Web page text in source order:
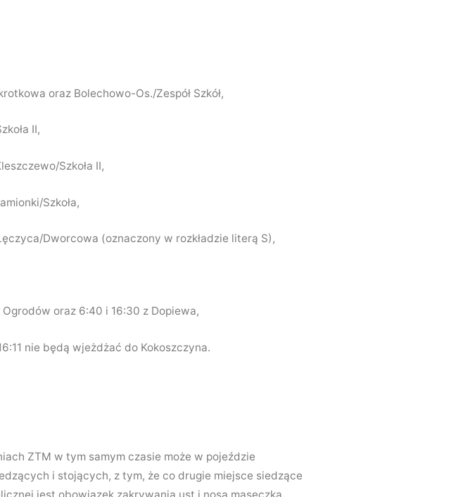
oraz Bolechowo-Os./Zespół Szkół,
II,
Szkoła II,
Szkoła,
Dworcowa (oznaczony w rozkładzie literą S),
oraz 6:40 i 16:30 z Dopiewa,
nie będą wjeżdżać do Kokoszczyna.
ZTM w tym samym czasie może w pojeździe
i stojących, z tym, że co drugie miejsce siedzące